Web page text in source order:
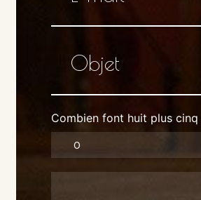
Combien font huit plus cinq